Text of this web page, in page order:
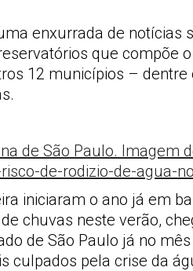
enxurrada de
que compõe
12 municípios –
iniciaram o ano já em
chuvas neste verão,
de São Paulo já no
pela crise da